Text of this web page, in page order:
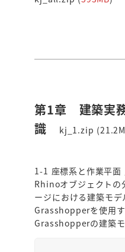
第1章 建築実
識
kj_1.zip
1-1 座標系と作業平
Rhinoオブジェクトの
ージにおける建築モ
Grasshopperを使用
Grasshopperの建築